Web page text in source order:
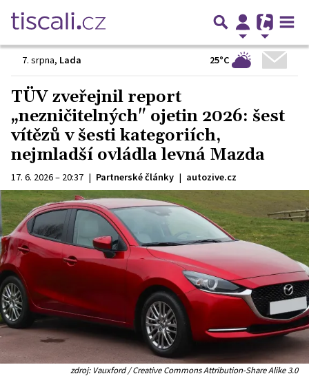
7. srpna, Lada 25°C
TÜV zveřejnil report
„nezničitelných" ojetin 2026: šest
vítězů v šesti kategoriích,
nejmladší ovládla levná Mazda
17. 6. 2026 – 20:37 | Partnerské články | autozive.cz
zdroj: Vauxford / Creative Commons Attribution-Share Alike 3.0